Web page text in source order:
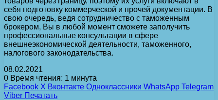
себя подготовку коммерческой и прочей документации. В
свою очередь, ведя сотрудничество с таможенным
брокером, Вы в любой момент сможете заполучить
профессиональные консультации в сфере
внешнеэкономической деятельности, таможенного,
налогового законодательства.
08.02.2021
0 Время чтения: 1 минута
Facebook X Вконтакте Одноклассники WhatsApp Telegram
Viber Печатать